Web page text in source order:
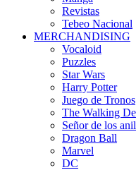
Revistas
Tebeo Nacional
MERCHANDISING
Vocaloid
Puzzles
Star Wars
Harry Potter
Juego de Tronos
The Walking
Señor de los
Dragon Ball
Marvel
DC